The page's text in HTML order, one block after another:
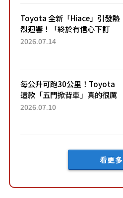
「三...
Toyota 全新「Hiace」引發熱
烈迴響！「終於有信心下訂
了！」「哪個等級交車最
車？...
2026.07.14
每公升可跑30公里！Toyota
這款「五門掀背車」真的很厲
害！ 擁有全長4.3公尺的「剛剛
2026.07.10
看更多